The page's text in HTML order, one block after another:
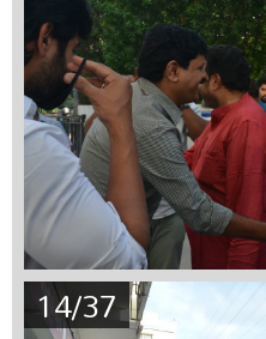
14/37